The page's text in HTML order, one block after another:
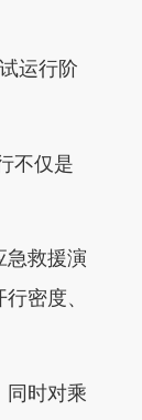
运行阶
不仅是
救援演
密度、
时对乘